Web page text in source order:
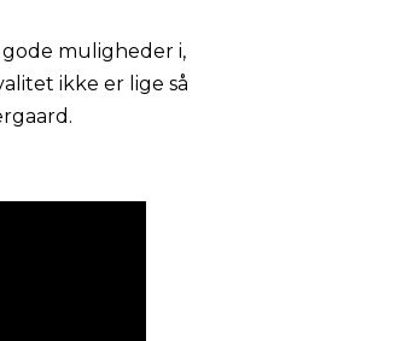
muligheder i,
ikke er lige så